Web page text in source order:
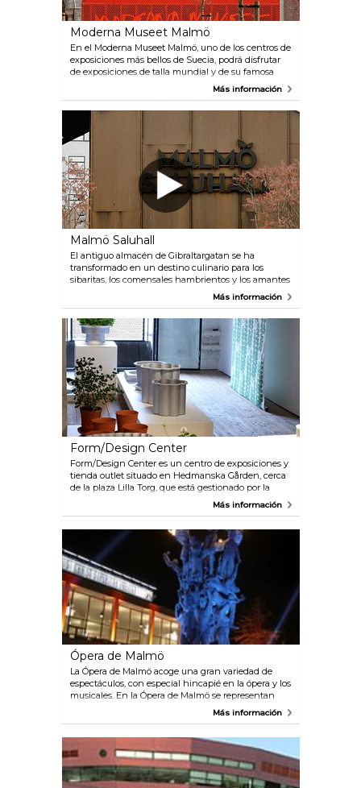
Moderna Museet Malmö
En el Moderna Museet Malmö, uno de los centros de
exposiciones más bellos de Suecia, podrá disfrutar
de exposiciones de talla mundial y de su famosa
colección. El espectacular edificio, que es una
experiencia arquitectónica indispensable.
Más información
Malmö Saluhall
El antiguo almacén de Gibraltargatan se ha
transformado en un destino culinario para los
sibaritas, los comensales hambrientos y los amantes
de la cocina. Los establecimientos de restauración
ofrecen almuerzos, cenas y café. Tómese algo en los
restaurantes o compre ingredientes locales para
cocinar en casa. En este particular mercado
encontrará también arreglos florales y obras de
artesanía y diseño escandinavo.
Más información
Form/Design Center
Form/Design Center es un centro de exposiciones y
tienda outlet situado en Hedmanska Gården, cerca
de la plaza Lilla Torg, que está gestionado por la
asociación regional Skåne Svensk Form. Aquí
Más información
Ópera de Malmö
La Ópera de Malmö acoge una gran variedad de
espectáculos, con especial hincapié en la ópera y los
musicales. En la Ópera de Malmö se representan
óperas y musicales clásicos y contemporáneos, pero
también apuestan por nuevas creaciones de factura
Más información